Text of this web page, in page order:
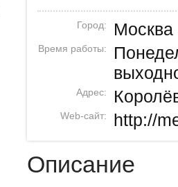
Город: Москва
Время работы:
Адрес:
Web-сайт: http://
Описание